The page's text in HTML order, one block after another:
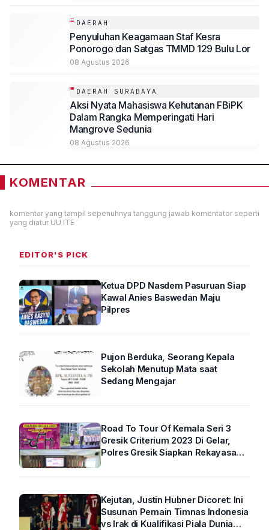
DAERAH
Penyuluhan Keagamaan Staf Kesra
Ponorogo dan Satgas TMMD 129 Bulu Lor
08 Agustus 2026
DAERAH SURABAYA
Aksi Nyata Mahasiswa Kehutanan FBiPK
Dalam Rangka Memperingati Hari
Mangrove Sedunia
08 Agustus 2026
KOMENTAR
komentar yang tampil sepenuhnya tanggung jawab komentator seperti
yang diatur UU ITE
EDITOR'S PICK
Ketua DPD Nasdem Pasuruan Siap
Kawal Anies Baswedan Maju
Pilpres
Pujon Berduka, Seorang Kepala
Sekolah Menutup Mata saat
Sedang Mengajar
Road To Tour Of Kemala Seri 3
Gresik Criterium 2023 Di Gelar,
Polres Gresik Siapkan Rekayasa
Kejutan, Justin Hubner Dicoret: Ini
Susunan Pemain Timnas Indonesia
vs Irak di Kualifikasi Piala Dunia